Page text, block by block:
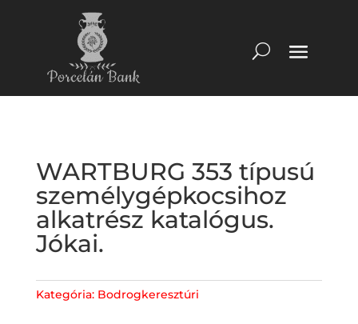
WARTBURG 353 típusú
személygépkocsihoz
alkatrész katalógus.
Jókai.
Kategória: Bodrogkeresztúri